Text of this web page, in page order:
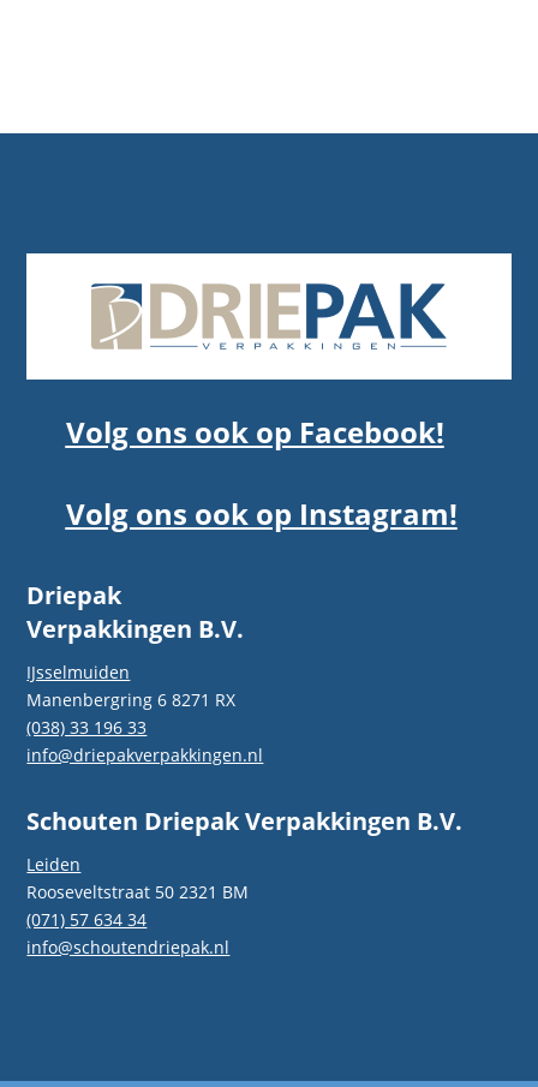
Volg ons ook op Facebook!
Volg ons ook op Instagram!
Driepak
Verpakkingen B.V.
IJsselmuiden
Manenbergring 6 8271 RX
(038) 33 196 33
info@driepakverpakkingen.nl
Schouten Driepak Verpakkingen B.V.
Leiden
Rooseveltstraat 50 2321 BM
(071) 57 634 34
info@schoutendriepak.nl